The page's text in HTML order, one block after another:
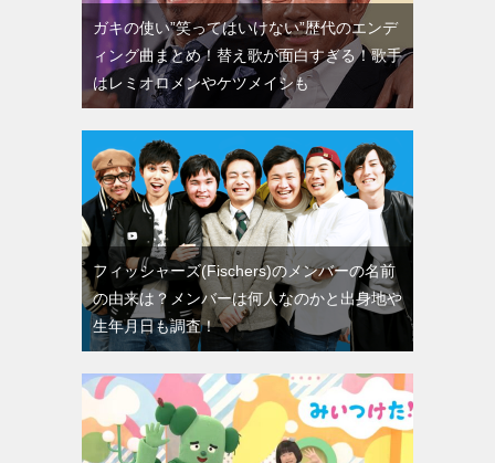
ガキの使い”笑ってはいけない”歴代のエンデ
ィング曲まとめ！替え歌が面白すぎる！歌手
はレミオロメンやケツメイシも
フィッシャーズ(Fischers)のメンバーの名前
の由来は？メンバーは何人なのかと出身地や
生年月日も調査！